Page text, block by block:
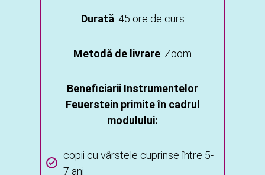
Durată: 45 ore de curs
Metodă de livrare: Zoom
Beneficiarii Instrumentelor
Feuerstein primite în cadrul
modulului:
copii cu vârstele cuprinse între 5-
7 ani